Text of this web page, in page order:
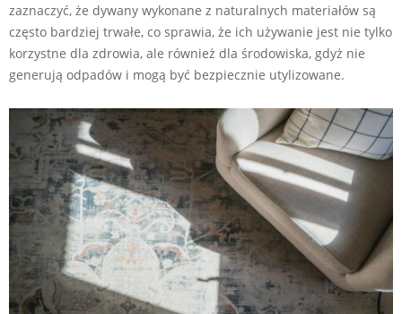
zaznaczyć, że dywany wykonane z naturalnych materiałów są
często bardziej trwałe, co sprawia, że ich używanie jest nie tylko
korzystne dla zdrowia, ale również dla środowiska, gdyż nie
generują odpadów i mogą być bezpiecznie utylizowane.